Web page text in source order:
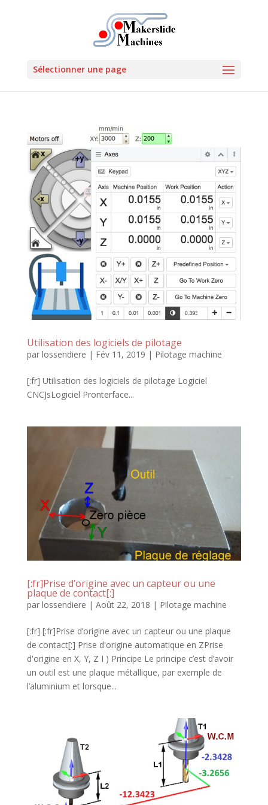
Sélectionner une page
Utilisation des logiciels de pilotage
par lossendiere | Fév 11, 2019 | Pilotage machine
[:fr] Utilisation des logiciels de pilotage Logiciel
CNCJsLogiciel Pronterface...
[:fr]Prise d’origine avec un capteur ou une
plaque de contact[:]
par lossendiere | Août 22, 2018 | Pilotage machine
[:fr] [:fr]Prise d’origine avec un capteur ou une plaque
de contact[:] Prise d'origine automatique en ZPrise
d'origine en X, Y, Z I ) Principe Le principe c’est d’avoir
un outil est une plaque métallique, par exemple de
l’aluminium et lorsque...